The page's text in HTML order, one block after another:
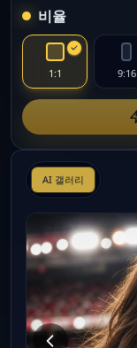
비율
1:1 9:16
AI 갤러리